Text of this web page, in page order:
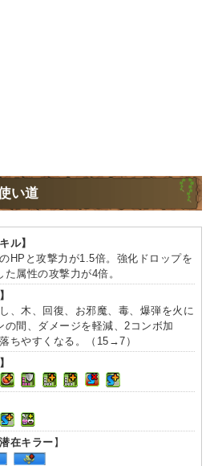
い道
ル】
HPと攻撃力が1.5倍。強化ドロップを
属性の攻撃力が4倍。
、木、回復、お邪魔、毒、爆弾を火に
の間、ダメージを軽減、2コンボ加
ちやすくなる。（15→7）
在キラー 】